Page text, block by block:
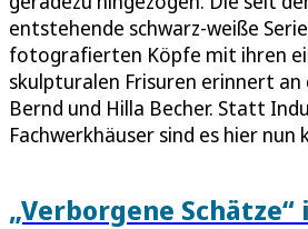
entstehende schwarz-weiße
fotografierten Köpfe mit ihren
skulpturalen Frisuren erinnert an
Bernd und Hilla Becher. Statt
Fachwerkhäuser sind es hier nun
„Verborgene